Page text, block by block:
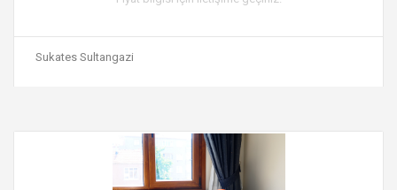
Sukates Sultangazi